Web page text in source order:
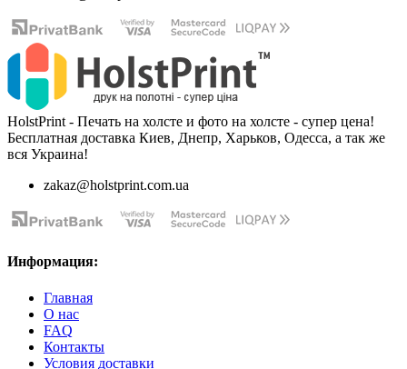
HolstPrint - Печать на холсте и фото на холсте - супер цена!
Бесплатная доставка Киев, Днепр, Харьков, Одесса, а так же
вся Украина!
zakaz@holstprint.com.ua
Информация:
Главная
О нас
FAQ
Контакты
Условия доставки